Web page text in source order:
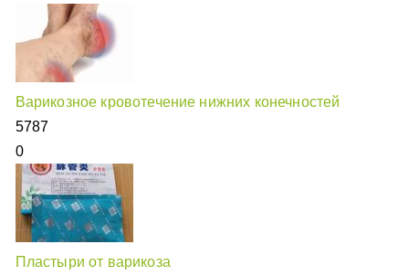
Варикозное кровотечение нижних конечностей
5787
0
Пластыри от варикоза